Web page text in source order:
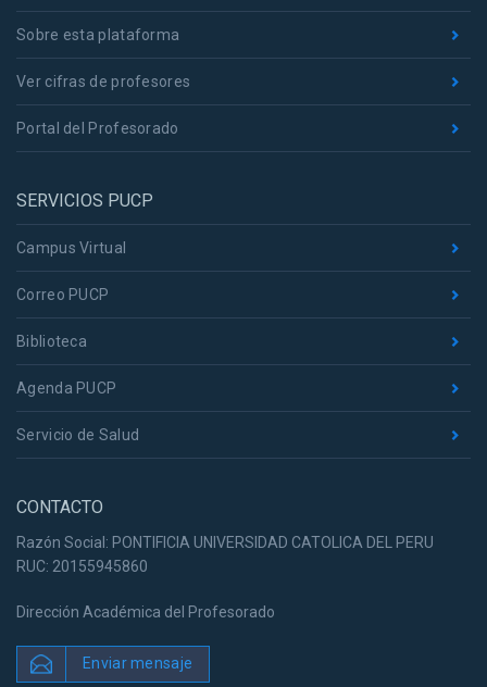
Sobre esta plataforma
Ver cifras de profesores
Portal del Profesorado
SERVICIOS PUCP
Campus Virtual
Correo PUCP
Biblioteca
Agenda PUCP
Servicio de Salud
CONTACTO
Razón Social: PONTIFICIA UNIVERSIDAD CATOLICA DEL PERU
RUC: 20155945860
Dirección Académica del Profesorado
Enviar mensaje